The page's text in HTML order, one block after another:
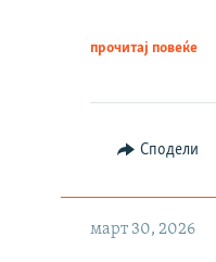
прочитај повеќе
Сподели
март 30, 2026